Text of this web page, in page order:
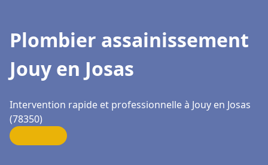
Plombier assainissement
Jouy en Josas
Intervention rapide et professionnelle à Jouy en Josas
(78350)